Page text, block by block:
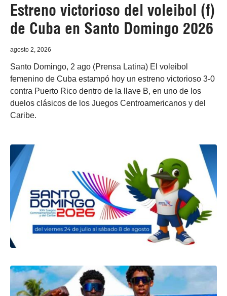
Estreno victorioso del voleibol (f)
de Cuba en Santo Domingo 2026
agosto 2, 2026
Santo Domingo, 2 ago (Prensa Latina) El voleibol
femenino de Cuba estampó hoy un estreno victorioso 3-0
contra Puerto Rico dentro de la llave B, en uno de los
duelos clásicos de los Juegos Centroamericanos y del
Caribe.